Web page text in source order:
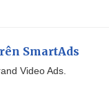
SmartAds
Video Ads.